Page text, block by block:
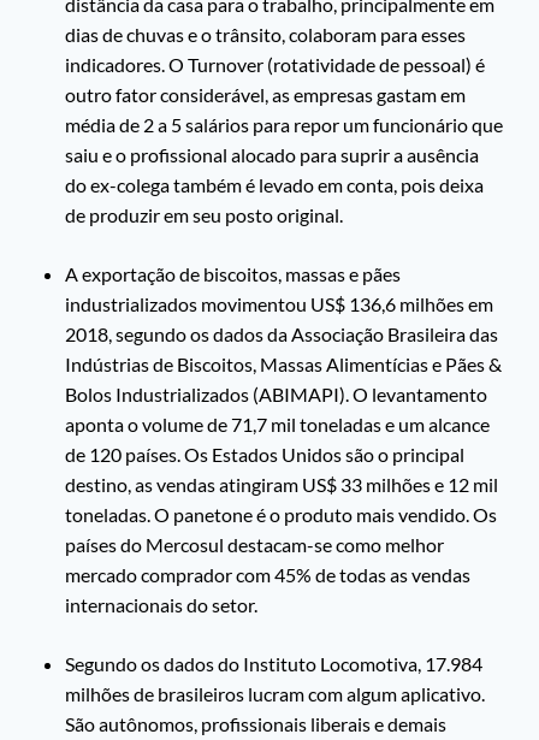
dias de chuvas e o trânsito, colaboram para esses
indicadores. O Turnover (rotatividade de pessoal) é
outro fator considerável, as empresas gastam em
média de 2 a 5 salários para repor um funcionário que
saiu e o profissional alocado para suprir a ausência
do ex-colega também é levado em conta, pois deixa
de produzir em seu posto original.
A exportação de biscoitos, massas e pães
industrializados movimentou US$ 136,6 milhões em
2018, segundo os dados da Associação Brasileira das
Indústrias de Biscoitos, Massas Alimentícias e Pães &
Bolos Industrializados (ABIMAPI). O levantamento
aponta o volume de 71,7 mil toneladas e um alcance
de 120 países. Os Estados Unidos são o principal
destino, as vendas atingiram US$ 33 milhões e 12 mil
toneladas. O panetone é o produto mais vendido. Os
países do Mercosul destacam-se como melhor
mercado comprador com 45% de todas as vendas
internacionais do setor.
Segundo os dados do Instituto Locomotiva, 17.984
milhões de brasileiros lucram com algum aplicativo.
São autônomos, profissionais liberais e demais